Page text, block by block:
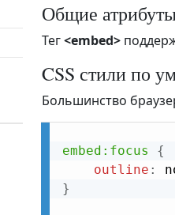
Общие
Тег<embed>
CSS стили по
Большинство
embed:focus
{
outline :
}